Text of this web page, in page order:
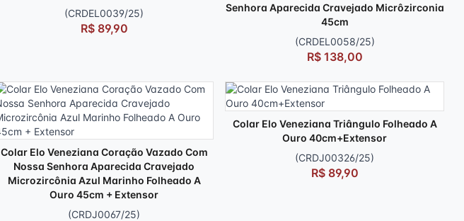
(CRDEL0039/25)
R$ 89,90
Senhora Aparecida Cravejado Micrôzirconia
45cm
(CRDEL0058/25)
R$ 138,00
Colar Elo Veneziana Coração Vazado Com
Nossa Senhora Aparecida Cravejado
Microzircônia Azul Marinho Folheado A
Ouro 45cm + Extensor
(CRDJ0067/25)
Colar Elo Veneziana Triângulo Folheado A
Ouro 40cm+Extensor
(CRDJ00326/25)
R$ 89,90